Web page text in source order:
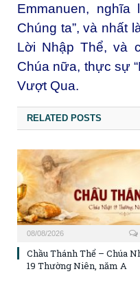
Emmanuen, nghĩa
Chúng ta”, và nhất
Lời Nhập Thể, và
Chúa nữa, thực sự
Vượt Qua.
RELATED POSTS
08/08/2026
Chầu Thánh Thể – Chúa
19 Thường Niên, năm A